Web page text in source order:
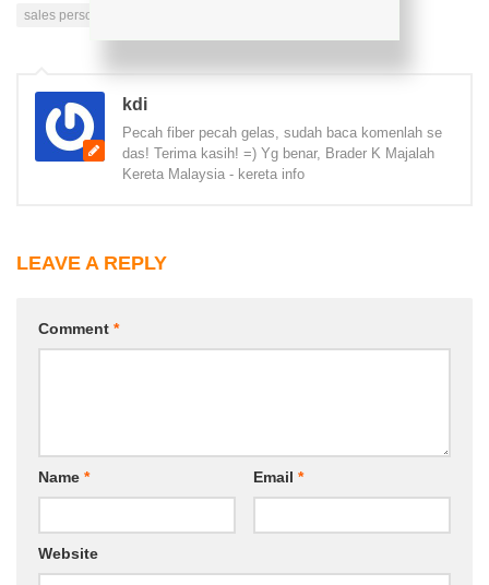
sales person
kdi
Pecah fiber pecah gelas, sudah baca komenlah se
das! Terima kasih! =) Yg benar, Brader K Majalah
Kereta Malaysia - kereta info
LEAVE A REPLY
Comment *
Name * Email *
Website